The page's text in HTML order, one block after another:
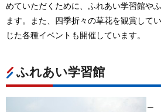
めていただくために、ふれあい学習館や
ます。また、四季折々の草花を観賞して
じた各種イベントも開催しています。
ふれあい学習館